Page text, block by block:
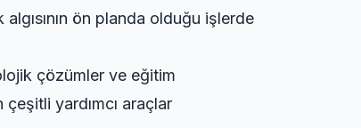
ön planda olduğu işlerde
çözümler ve eğitim
yardımcı araçlar